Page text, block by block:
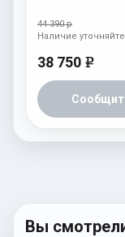
44 390 р
38 750 e
Наличие уточняйте
Вы